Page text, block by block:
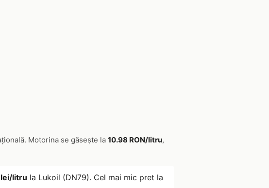
Motorina se găsește la 10.98 RON/litru,
litru la Lukoil (DN79). Cel mai mic pret la